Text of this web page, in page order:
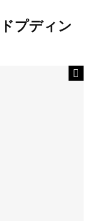
プディン